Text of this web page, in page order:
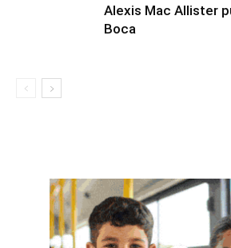
Alexis Mac Allister
Boca